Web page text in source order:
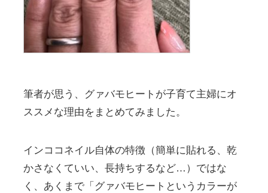
筆者が思う、グァバモヒートが子育て主婦にオ
ススメな理由をまとめてみました。
インココネイル自体の特徴（簡単に貼れる、乾
かさなくていい、長持ちするなど…）ではな
く、あくまで「グァバモヒートというカラーが